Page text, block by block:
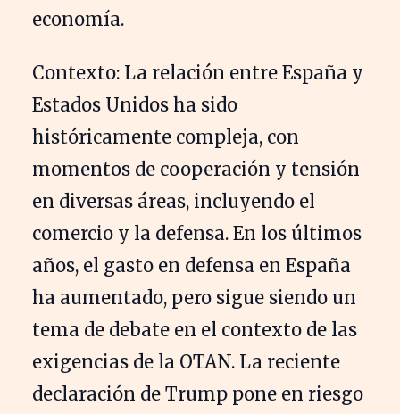
economía.
Contexto: La relación entre España y
Estados Unidos ha sido
históricamente compleja, con
momentos de cooperación y tensión
en diversas áreas, incluyendo el
comercio y la defensa. En los últimos
años, el gasto en defensa en España
ha aumentado, pero sigue siendo un
tema de debate en el contexto de las
exigencias de la OTAN. La reciente
declaración de Trump pone en riesgo